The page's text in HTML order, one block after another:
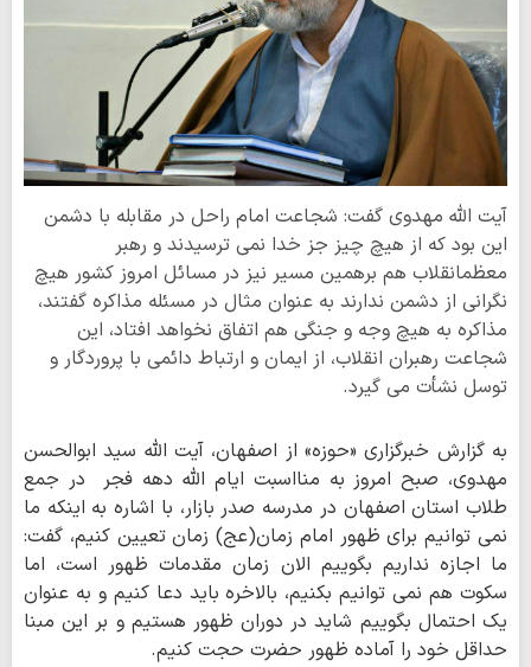
آیت الله مهدوی گفت: شجاعت امام راحل در مقابله با دشمن
این بود که از هیچ چیز جز خدا نمی ترسیدند و رهبر
معظمانقلاب هم برهمین مسیر نیز در مسائل امروز کشور هیچ
نگرانی از دشمن ندارند به عنوان مثال در مسئله مذاکره گفتند،
مذاکره به هیچ وجه و جنگی هم اتفاق نخواهد افتاد، این
شجاعت رهبران انقلاب، از ایمان و ارتباط دائمی با پروردگار و
توسل نشأت می گیرد.
به گزارش خبرگزاری «حوزه» از اصفهان، آیت الله سید ابوالحسن
مهدوی، صبح امروز به منااسبت ایام الله دهه فجر در جمع
طلاب استان اصفهان در مدرسه صدر بازار، با اشاره به اینکه ما
نمی توانیم برای ظهور امام زمان(عج) زمان تعیین کنیم، گفت:
ما اجازه نداریم بگوییم الان زمان مقدمات ظهور است، اما
سکوت هم نمی توانیم بکنیم، بالاخره باید دعا کنیم و به عنوان
یک احتمال بگوییم شاید در دوران ظهور هستیم و بر این مبنا
حداقل خود را آماده ظهور حضرت حجت کنیم.